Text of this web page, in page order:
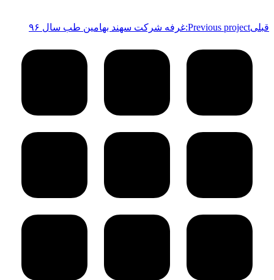
قبلیPrevious project: غرفه شرکت سهند بهامین طب سال ۹۶